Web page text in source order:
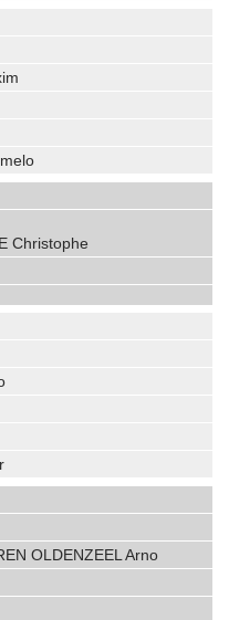
Christophe
OLDENZEEL Arno